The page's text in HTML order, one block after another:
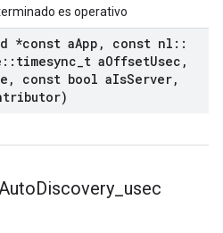
es operativo
*const aApp , const nl ::
:: timesync t aOffsetUsec ,
, const bool aIsServer,
Discovery usec